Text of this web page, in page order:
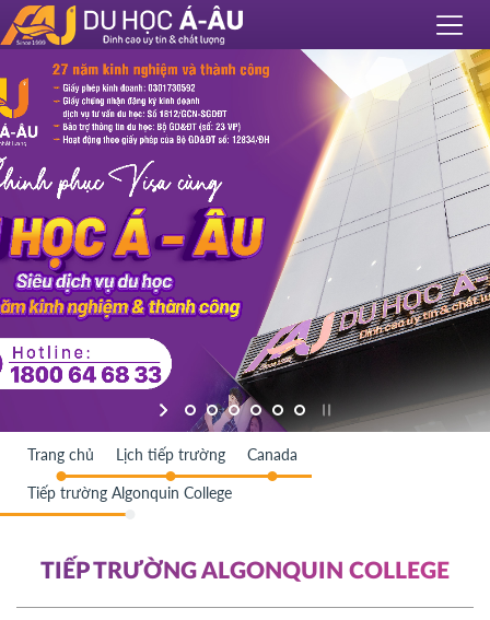
Trang chủ Lịch tiếp trường Canada
Tiếp trường Algonquin College
TIẾP TRƯỜNG ALGONQUIN COLLEGE